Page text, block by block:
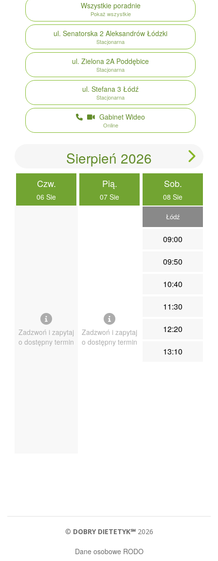
Wszystkie poradnie
Pokaż wszystkie
ul. Senatorska 2 Aleksandrów Łódzki
Stacjonarna
ul. Zielona 2A Poddębice
Stacjonarna
ul. Stefana 3 Łódź
Stacjonarna
Gabinet Wideo
Online
Sierpień 2026
Czw.
06 Sie
Zadzwoń i zapytaj
o dostępny termin
Pią.
07 Sie
Zadzwoń i zapytaj
o dostępny termin
Sob.
08 Sie
Łódź
09:00
09:50
10:40
11:30
12:20
13:10
© DOBRY DIETETYK℠2026
Dane osobowe RODO